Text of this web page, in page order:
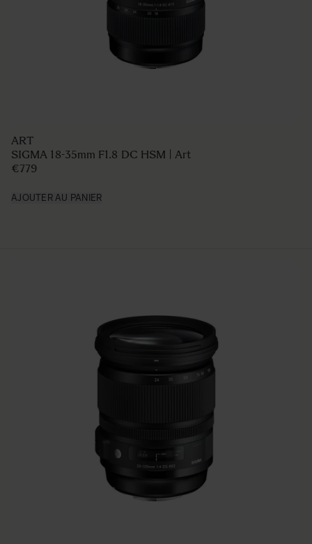
ART
SIGMA 18-35mm F1.8 DC HSM | Art
€779
AJOUTER AU PANIER